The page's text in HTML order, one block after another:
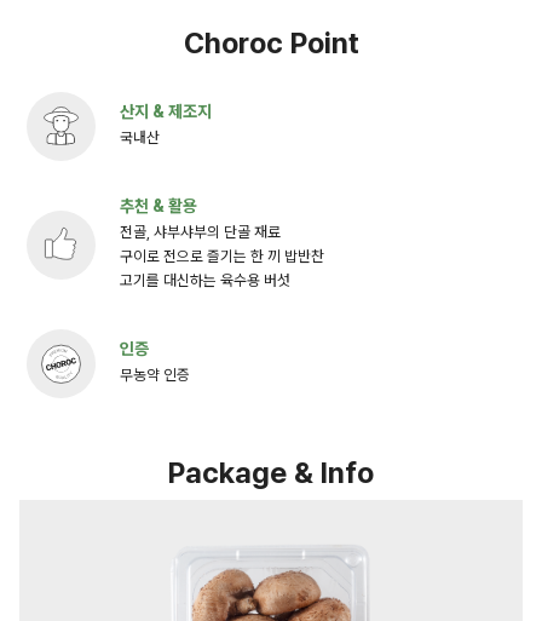
Choroc Point
산지 & 제조지
국내산
추천 & 활용
전골, 샤부샤부의 단골 재료
구이로 전으로 즐기는 한 끼 밥반찬
고기를 대신하는 육수용 버섯
인증
무농약 인증
Package & Info